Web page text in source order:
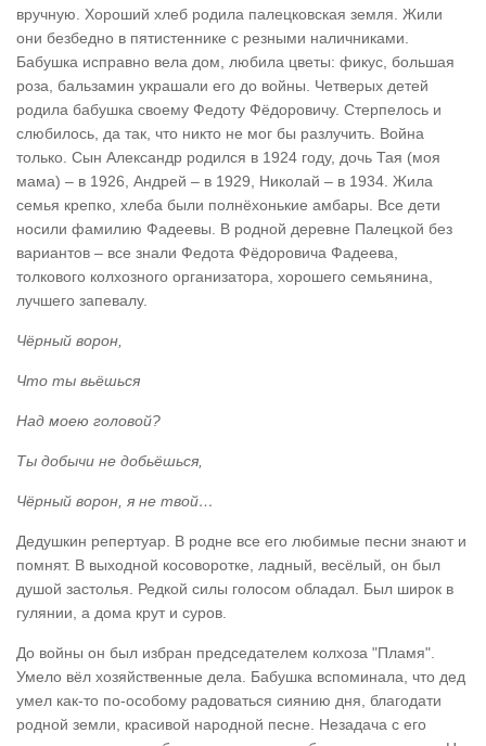
вручную. Хороший хлеб родила палецковская земля. Жили
они безбедно в пятистеннике с резными наличниками.
Бабушка исправно вела дом, любила цветы: фикус, большая
роза, бальзамин украшали его до войны. Четверых детей
родила бабушка своему Федоту Фёдоровичу. Стерпелось и
слюбилось, да так, что никто не мог бы разлучить. Война
только. Сын Александр родился в 1924 году, дочь Тая (моя
мама) – в 1926, Андрей – в 1929, Николай – в 1934. Жила
семья крепко, хлеба были полнёхонькие амбары. Все дети
носили фамилию Фадеевы. В родной деревне Палецкой без
вариантов – все знали Федота Фёдоровича Фадеева,
толкового колхозного организатора, хорошего семьянина,
лучшего запевалу.
Чёрный ворон,
Что ты вьёшься
Над моею головой?
Ты добычи не добьёшься,
Чёрный ворон, я не твой…
Дедушкин репертуар. В родне все его любимые песни знают и
помнят. В выходной косоворотке, ладный, весёлый, он был
душой застолья. Редкой силы голосом обладал. Был широк в
гулянии, а дома крут и суров.
До войны он был избран председателем колхоза "Пламя".
Умело вёл хозяйственные дела. Бабушка вспоминала, что дед
умел как-то по-особому радоваться сиянию дня, благодати
родной земли, красивой народной песне. Незадача с его